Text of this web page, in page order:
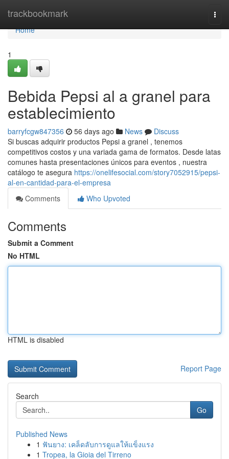
trackbookmark
Home
Home
1
Bebida Pepsi al a granel para
establecimiento
barryfcgw847356 56 days ago News
Discuss
Si buscas adquirir productos Pepsi a granel , tenemos
competitivos costos y una variada gama de formatos. Desde latas
comunes hasta presentaciones únicos para eventos , nuestra
catálogo te asegura https://onelifesocial.com/story7052915/pepsi-
al-en-cantidad-para-el-empresa
Comments
Who Upvoted
Comments
Submit a Comment
No HTML
HTML is disabled
Report Page
Search
Go
Published News
1 ฟันยาง: เคล็ดลับการดูแลให้แข็งแรง
1 Tropea, la Gioia del Tirreno